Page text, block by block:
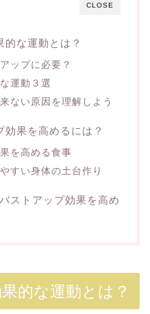
CLOSE
的な運動とは？
ップに必要？
運動３選
ない原因を理解しよう
果を高めるには？
を高める食事
すい身体の土台作り
ストアップ効果を高め
的な運動とは？